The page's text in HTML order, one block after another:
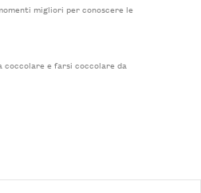
migliori per conoscere le
coccolare e farsi coccolare da